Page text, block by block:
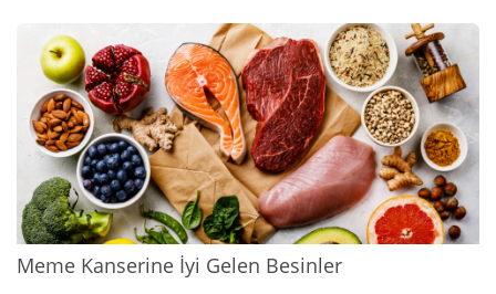
2024
Meme Kanserine İyi Gelen Besinler